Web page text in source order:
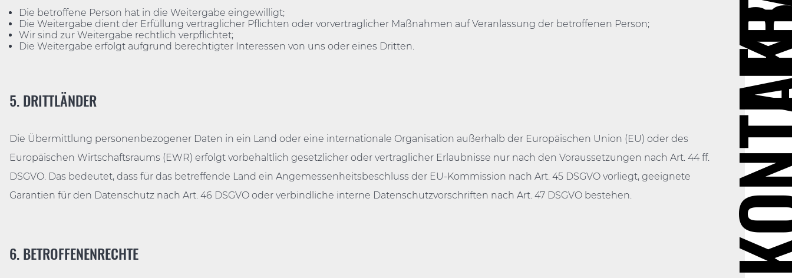
Die betroffene Person hat in die Weitergabe eingewilligt;
Die Weitergabe dient der Erfüllung vertraglicher Pflichten oder vorvertraglicher Maßnahmen auf Veranlassung der betroffenen Person;
Wir sind zur Weitergabe rechtlich verpflichtet;
Die Weitergabe erfolgt aufgrund berechtigter Interessen von uns oder eines Dritten.
5. DRITTLÄNDER
Die Übermittlung personenbezogener Daten in ein Land oder eine internationale Organisation außerhalb der Europäischen Union (EU) oder des
Europäischen Wirtschaftsraums (EWR) erfolgt vorbehaltlich gesetzlicher oder vertraglicher Erlaubnisse nur nach den Voraussetzungen nach Art. 44 ff.
DSGVO. Das bedeutet, dass für das betreffende Land ein Angemessenheitsbeschluss der EU-Kommission nach Art. 45 DSGVO vorliegt, geeignete
Garantien für den Datenschutz nach Art. 46 DSGVO oder verbindliche interne Datenschutzvorschriften nach Art. 47 DSGVO bestehen.
6. BETROFFENENRECHTE
Zur Sache Baden-Württemberg, donnerstags 20:15 Uhr, SWR Fernsehen